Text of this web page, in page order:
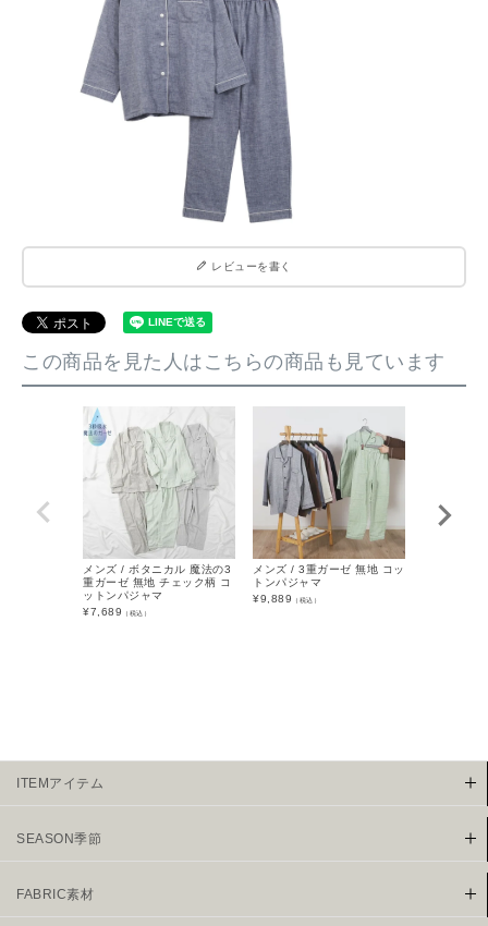
レビューを書く
この商品を見た人はこちらの商品も見ています
メンズ / ボタニカル 魔法の3
重ガーゼ 無地 チェック柄 コ
ットンパジャマ
¥7,689 （税込）
メンズ / 3重ガーゼ 無地 コッ
トンパジャマ
¥9,889 （税込）
ITEMアイテム
SEASON季節
FABRIC素材